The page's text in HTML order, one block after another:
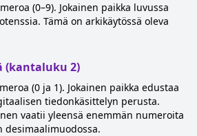
(0–9). Jokainen paikka luvussa
Tämä on arkikäytössä oleva
(kantaluku 2)
(0 ja 1). Jokainen paikka edustaa
tiedonkäsittelyn perusta.
vaatii yleensä enemmän numeroita
desimaalimuodossa.